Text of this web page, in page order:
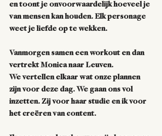
en toont je onvoorwaardelijk hoeveel je
van mensen kan houden. Elk personage
weet je liefde op te wekken.
Vanmorgen samen een workout en dan
vertrekt Monica naar Leuven.
We vertellen elkaar wat onze plannen
zijn voor deze dag. We gaan ons vol
inzetten. Zij voor haar studie en ik voor
het creëren van content.